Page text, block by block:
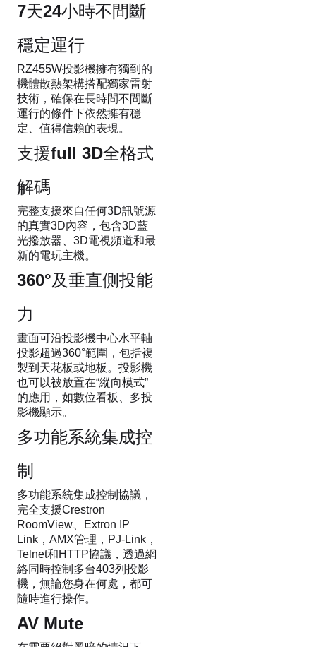
7天24小時不間斷
穩定運行
RZ455W投影機擁有獨到的
機體散熱架構搭配獨家雷射
技術，確保在長時間不間斷
運行的條件下依然擁有穩
定、值得信賴的表現。
支援full 3D全格式
解碼
完整支援來自任何3D訊號源
的真實3D內容，包含3D藍
光撥放器、3D電視頻道和最
新的電玩主機。
360°及垂直側投能
力
畫面可沿投影機中心水平軸
投影超過360°範圍，包括複
製到天花板或地板。投影機
也可以被放置在“縱向模式”
的應用，如數位看板、多投
影機顯示。
多功能系統集成控
制
多功能系統集成控制協議，
完全支援Crestron
RoomView、Extron IP
Link，AMX管理，PJ-Link，
Telnet和HTTP協議，透過網
絡同時控制多台403列投影
機，無論您身在何處，都可
隨時進行操作。
AV Mute